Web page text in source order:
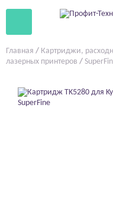
Главная / Картриджи,
лазерных принтеров /